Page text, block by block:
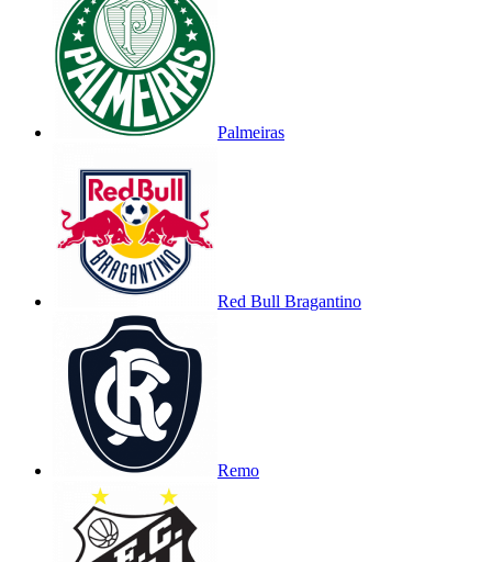
Palmeiras
Red Bull Bragantino
Remo